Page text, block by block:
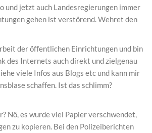
und jetzt auch Landesregierungen immer
gehen ist verstörend. Wehret den
der öffentlichen Einrichtungen und bin
des Internets auch direkt und zielgenau
viele Infos aus Blogs etc und kann mir
schaffen. Ist das schlimm?
Nö, es wurde viel Papier verschwendet,
zu kopieren. Bei den Polizeiberichten